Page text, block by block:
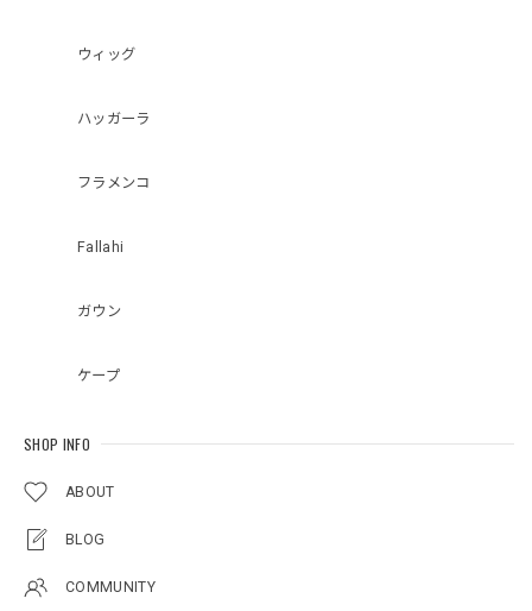
ウィッグ
ハッガーラ
フラメンコ
Fallahi
ガウン
ケープ
SHOP INFO
ABOUT
BLOG
COMMUNITY